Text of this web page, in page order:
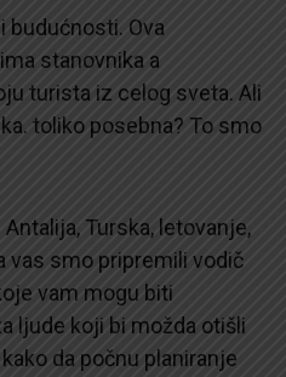
budućnosti. Ova
stanovnika a
turista iz celog sveta. Ali
toliko posebna? To smo
Turska, letovanje,
vas smo pripremili vodič
vam mogu biti
ljude koji bi možda otišli
da počnu planiranje